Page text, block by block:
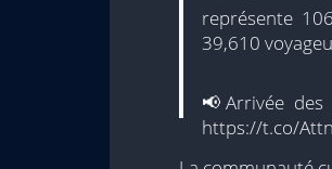
représente
39,610
📢Arrivée des
https://t.co/